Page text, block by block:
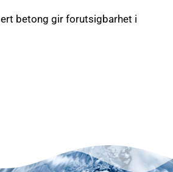
betong gir forutsigbarhet i